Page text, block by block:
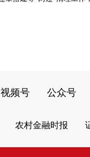
视频号 公众号
农村金融时报